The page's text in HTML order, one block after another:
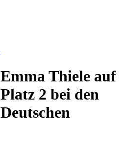
Emma Thiele auf
Platz 2 bei den
Deutschen